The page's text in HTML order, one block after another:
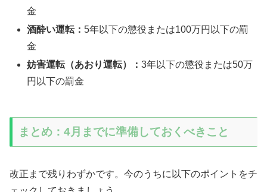
金
酒酔い運転：5年以下の懲役または100万円以下の罰
金
妨害運転（あおり運転）：3年以下の懲役または50万
円以下の罰金
まとめ：4月までに準備しておくべきこと
改正まで残りわずかです。今のうちに以下のポイントをチ